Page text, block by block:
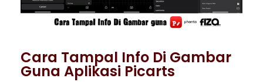
Cara Tampal Info Di Gambar
Guna Aplikasi Picarts